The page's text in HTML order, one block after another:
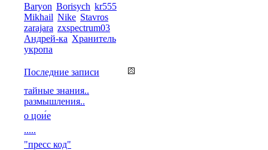
Baryon Borisych kr555
Mikhail Nike Stavros
zarajara zxspectrum03
Андрей-ка Хранитель
укропа
Последние записи
тайные знания..
размышления..
о цои́е
.....
"пресс код"